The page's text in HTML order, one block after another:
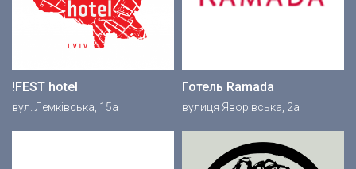
!FEST hotel
вул. Лемківська, 15а
Готель Ramada
вулиця Яворівська, 2а